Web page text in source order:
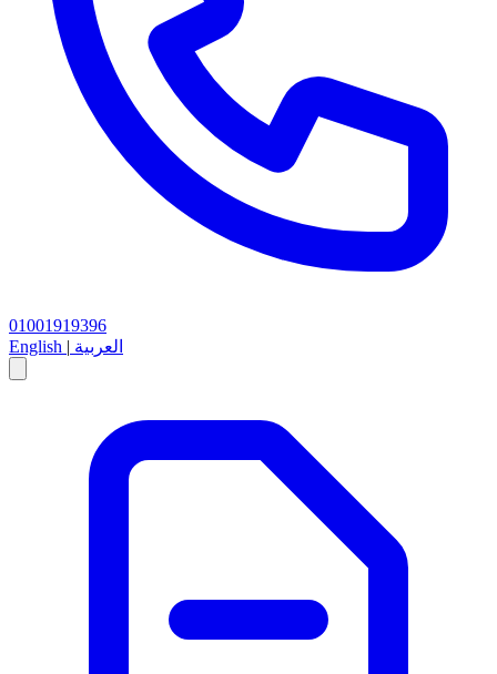
01001919396
English | العربية